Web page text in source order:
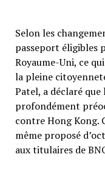
Selon les
passeport éligibles
Royaume-Uni, ce
la pleine
Patel, a déclaré
profondément
contre Hong Kong.
même proposé
aux titulaires de